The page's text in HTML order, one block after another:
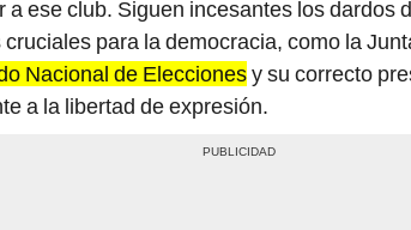
a ese club. Siguen incesantes los dardos
para la democracia, como la
Nacional de Eleccionesy su correcto
a la libertad de expresión.